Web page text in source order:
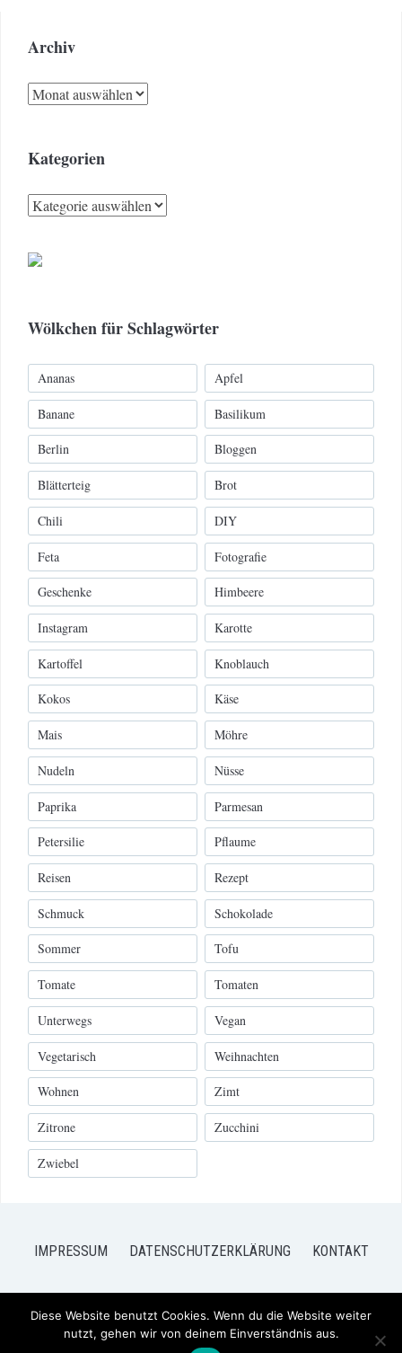
Archiv
Archiv
Kategorien
Kategorien
Wölkchen für Schlagwörter
Ananas Apfel
Banane Basilikum
Berlin Bloggen
Blätterteig Brot
Chili DIY
Feta Fotografie
Geschenke Himbeere
Instagram Karotte
Kartoffel Knoblauch
Kokos Käse
Mais Möhre
Nudeln Nüsse
Paprika Parmesan
Petersilie Pflaume
Reisen Rezept
Schmuck Schokolade
Sommer Tofu
Tomate Tomaten
Unterwegs Vegan
Vegetarisch Weihnachten
Wohnen Zimt
Zitrone Zucchini
Zwiebel
IMPRESSUM DATENSCHUTZERKLÄRUNG KONTAKT
COPYRIGHT © 2026 FRISCH VERLIEBT - MEIN BLOG FÜR FOOD UND
Diese Website benutzt Cookies. Wenn du die Website weiter
nutzt, gehen wir von deinem Einverständnis aus.